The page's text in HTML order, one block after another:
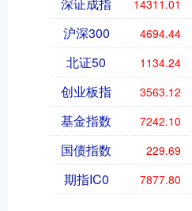
14311.01
沪深300 4694.44
北证50 1134.24
创业板指 3563.12
基金指数 7242.10
国债指数 229.69
期指IC0 7877.80